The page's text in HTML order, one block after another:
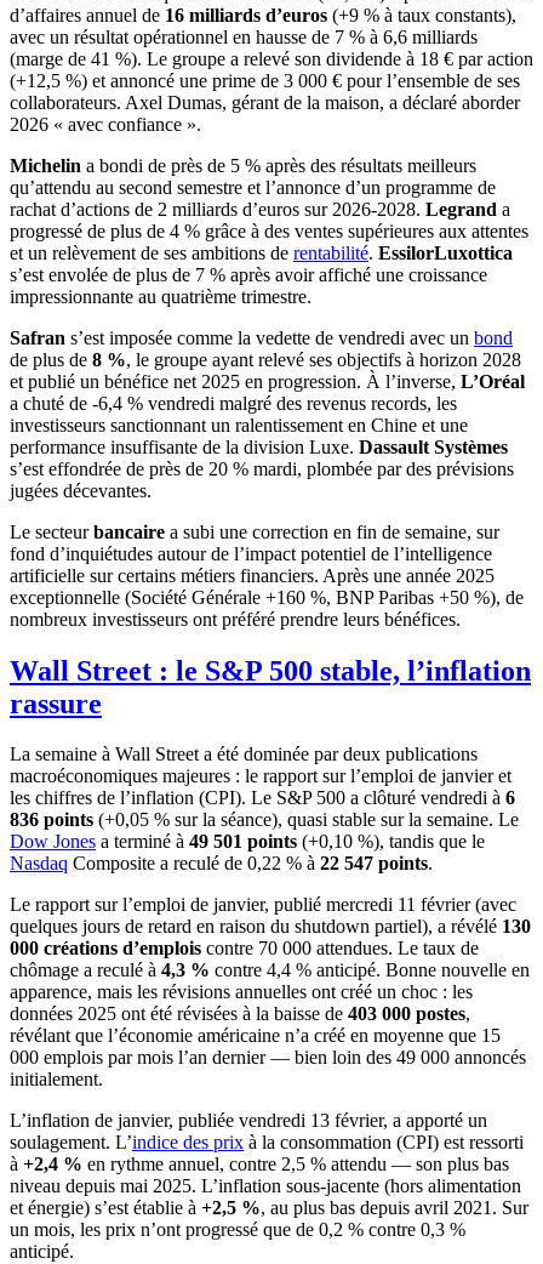
d’affaires annuel de 16 milliards d’euros (+9 % à taux constants),
avec un résultat opérationnel en hausse de 7 % à 6,6 milliards
(marge de 41 %). Le groupe a relevé son dividende à 18 € par action
(+12,5 %) et annoncé une prime de 3 000 € pour l’ensemble de ses
collaborateurs. Axel Dumas, gérant de la maison, a déclaré aborder
2026 « avec confiance ».
Michelin a bondi de près de 5 % après des résultats meilleurs
qu’attendu au second semestre et l’annonce d’un programme de
rachat d’actions de 2 milliards d’euros sur 2026-2028. Legrand a
progressé de plus de 4 % grâce à des ventes supérieures aux attentes
et un relèvement de ses ambitions de rentabilité. EssilorLuxottica
s’est envolée de plus de 7 % après avoir affiché une croissance
impressionnante au quatrième trimestre.
Safran s’est imposée comme la vedette de vendredi avec un bond
de plus de 8 %, le groupe ayant relevé ses objectifs à horizon 2028
et publié un bénéfice net 2025 en progression. À l’inverse, L’Oréal
a chuté de -6,4 % vendredi malgré des revenus records, les
investisseurs sanctionnant un ralentissement en Chine et une
performance insuffisante de la division Luxe. Dassault Systèmes
s’est effondrée de près de 20 % mardi, plombée par des prévisions
jugées décevantes.
Le secteurbancaire a subi une correction en fin de semaine, sur
fond d’inquiétudes autour de l’impact potentiel de l’intelligence
artificielle sur certains métiers financiers. Après une année 2025
exceptionnelle (Société Générale +160 %, BNP Paribas +50 %), de
nombreux investisseurs ont préféré prendre leurs bénéfices.
Wall Street : le S&P 500 stable, l’inflation
rassure
La semaine à Wall Street a été dominée par deux publications
macroéconomiques majeures : le rapport sur l’emploi de janvier et
les chiffres de l’inflation (CPI). Le S&P 500 a clôturé vendredi à 6
836 points (+0,05 % sur la séance), quasi stable sur la semaine. Le
Dow Jones a terminé à 49 501 points (+0,10 %), tandis que le
Nasdaq Composite a reculé de 0,22 % à 22 547 points.
Le rapport sur l’emploi de janvier, publié mercredi 11 février (avec
quelques jours de retard en raison du shutdown partiel), a révélé 130
000 créations d’emplois contre 70 000 attendues. Le taux de
chômage a reculé à 4,3 % contre 4,4 % anticipé. Bonne nouvelle en
apparence, mais les révisions annuelles ont créé un choc : les
données 2025 ont été révisées à la baisse de 403 000 postes,
révélant que l’économie américaine n’a créé en moyenne que 15
000 emplois par mois l’an dernier — bien loin des 49 000 annoncés
initialement.
L’inflation de janvier, publiée vendredi 13 février, a apporté un
soulagement. L’indice des prix à la consommation (CPI) est ressorti
à +2,4 % en rythme annuel, contre 2,5 % attendu — son plus bas
niveau depuis mai 2025. L’inflation sous-jacente (hors alimentation
et énergie) s’est établie à +2,5 %, au plus bas depuis avril 2021. Sur
un mois, les prix n’ont progressé que de 0,2 % contre 0,3 %
anticipé.